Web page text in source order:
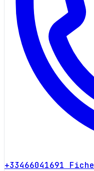
+33466041691 Fiche